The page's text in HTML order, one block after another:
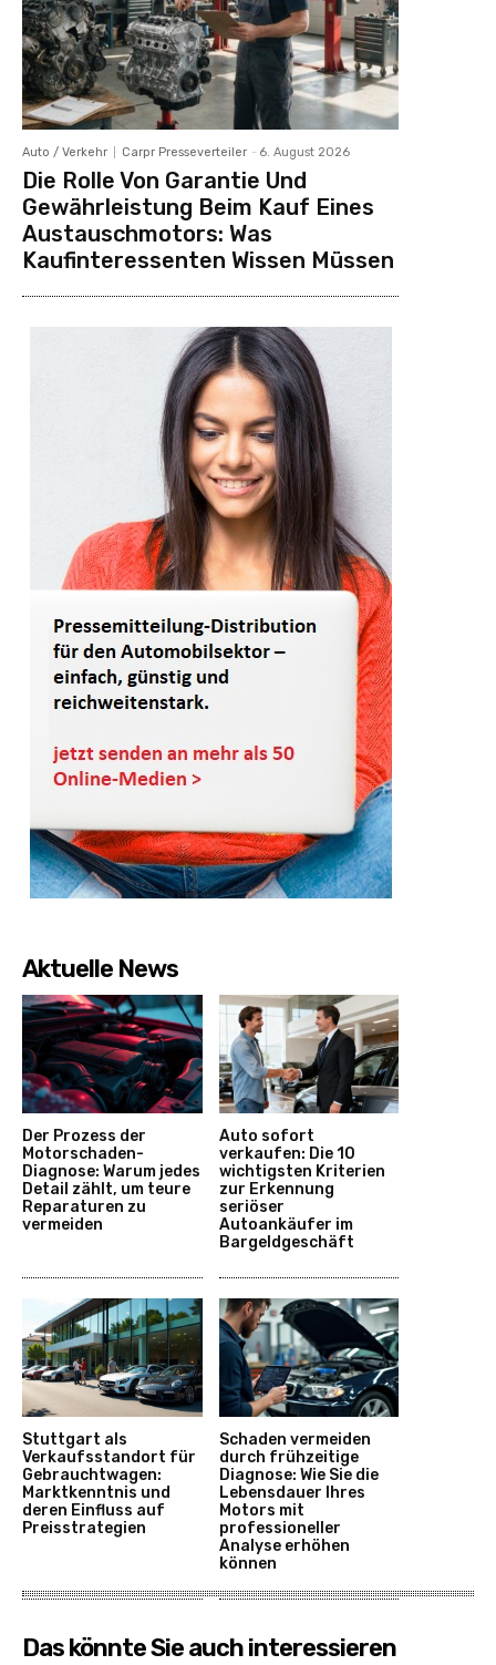
Auto / Verkehr Carpr Presseverteiler - 6. August 2026
Die Rolle Von Garantie Und
Gewährleistung Beim Kauf Eines
Austauschmotors: Was
Kaufinteressenten Wissen Müssen
Aktuelle News
Der Prozess der
Motorschaden-
Diagnose: Warum jedes
Detail zählt, um teure
Reparaturen zu
vermeiden
Auto sofort
verkaufen: Die 10
wichtigsten Kriterien
zur Erkennung
seriöser
Autoankäufer im
Bargeldgeschäft
Stuttgart als
Verkaufsstandort für
Gebrauchtwagen:
Marktkenntnis und
deren Einfluss auf
Preisstrategien
Schaden vermeiden
durch frühzeitige
Diagnose: Wie Sie die
Lebensdauer Ihres
Motors mit
professioneller
Analyse erhöhen
können
Das könnte Sie auch interessieren